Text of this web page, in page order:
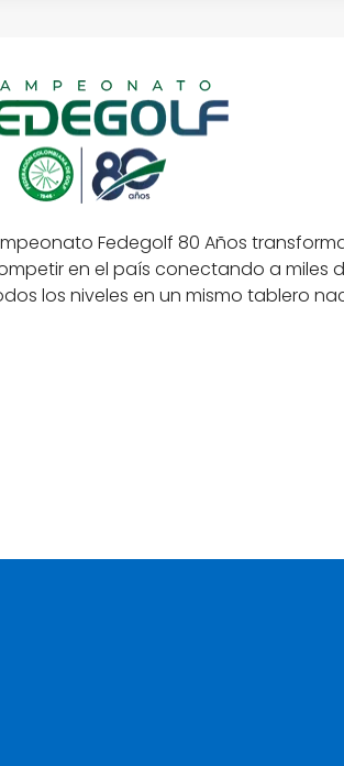
Fedegolf 80 Años
en el país conectando a miles
los niveles en un mismo tablero